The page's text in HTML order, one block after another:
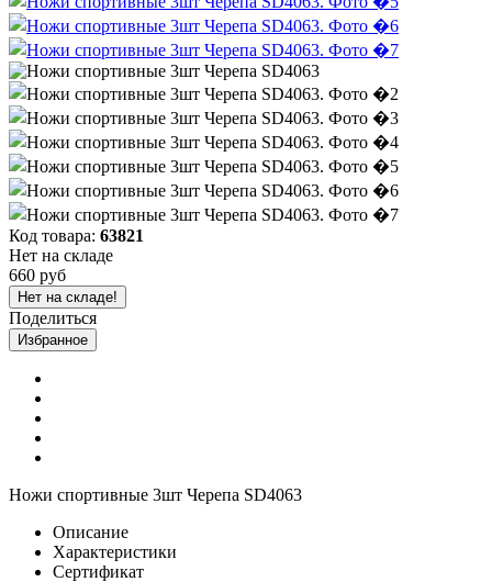
Код товара: 63821
Нет на складе
660 руб
Нет на складе!
Поделиться
Избранное
Ножи спортивные 3шт Черепа SD4063
Описание
Характеристики
Сертификат